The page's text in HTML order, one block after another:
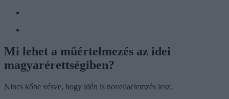
Mi lehet a műértelmezés az idei
magyarérettségiben?
Nincs kőbe vésve, hogy idén is novellaelemzés lesz.